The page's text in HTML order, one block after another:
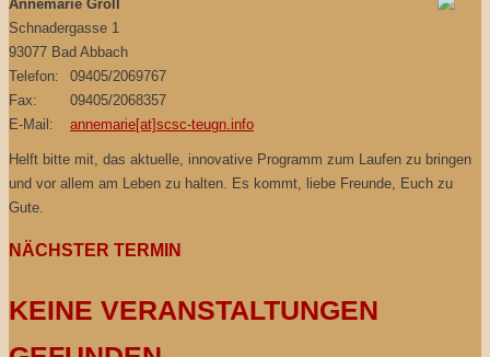
Annemarie Groll
Schnadergasse 1
93077 Bad Abbach
Telefon:
09405/2069767
Fax:
09405/2068357
E-Mail:
annemarie[at]scsc-teugn.info
Helft bitte mit, das aktuelle, innovative Programm zum Laufen zu bringen
und vor allem am Leben zu halten. Es kommt, liebe Freunde, Euch zu
Gute.
NÄCHSTER TERMIN
KEINE VERANSTALTUNGEN